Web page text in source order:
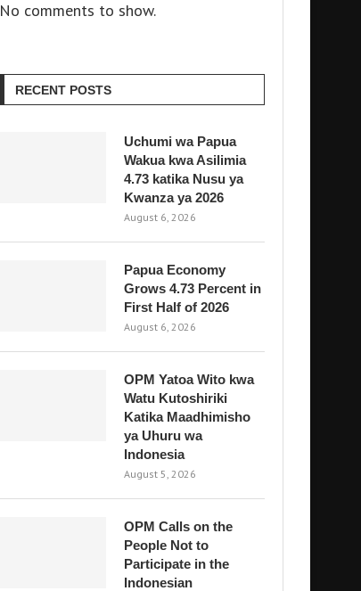
No comments to show.
RECENT POSTS
Uchumi wa Papua
Wakua kwa Asilimia
4.73 katika Nusu ya
Kwanza ya 2026
August 6, 2026
Papua Economy
Grows 4.73 Percent in
First Half of 2026
August 6, 2026
OPM Yatoa Wito kwa
Watu Kutoshiriki
Katika Maadhimisho
ya Uhuru wa
Indonesia
August 5, 2026
OPM Calls on the
People Not to
Participate in the
Indonesian